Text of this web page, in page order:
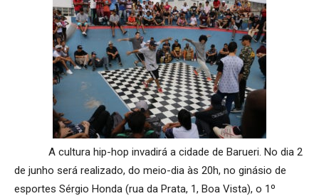
A cultura hip-hop invadirá a cidade de Barueri. No dia 2
de junho será realizado, do meio-dia às 20h, no ginásio de
esportes Sérgio Honda (rua da Prata, 1, Boa Vista), o 1º